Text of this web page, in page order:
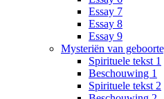
Essay 7
Essay 8
Essay 9
Mysteriën van
Spirituele tekst 1
Beschouwing 1
Spirituele tekst 2